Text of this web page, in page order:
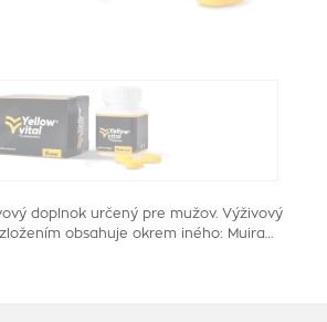
doplnok určený pre mužov. Výživový
obsahuje okrem iného: Muira…